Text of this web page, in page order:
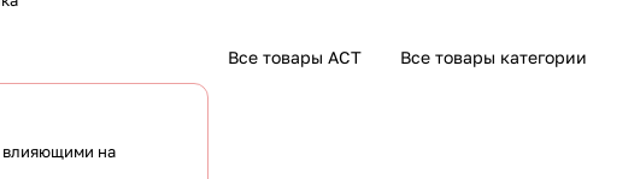
влияющими на
Все товары АСТ Все товары категории